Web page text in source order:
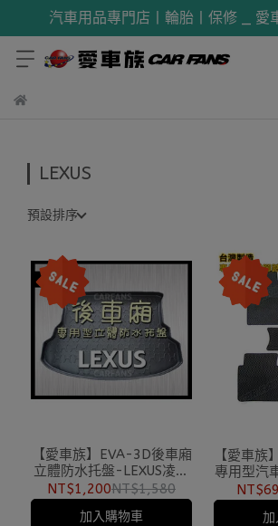
汽車用品專門店丨輪胎丨保修 _ 愛
LEXUS
預設排序
【愛車族】EVA-3D後車廂
立體防水托盤-LEXUS凌志
(專用型)
NT$1,200NT$1,580
加入購物車
【愛車族
專用型汽
IS250 (
加